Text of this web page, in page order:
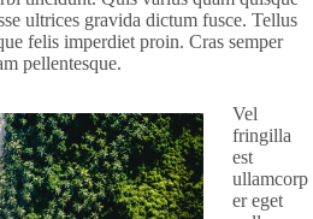
ultrices gravida dictum fusce. Tellus
felis imperdiet proin. Cras semper
pellentesque.
Vel
fringilla
est
ullamcorp
er eget